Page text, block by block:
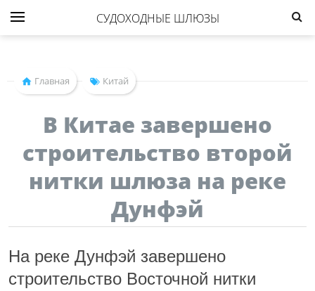
СУДОХОДНЫЕ ШЛЮЗЫ
Главная Китай
В Китае завершено
строительство второй
нитки шлюза на реке
Дунфэй
На реке Дунфэй завершено
строительство Восточной нитки